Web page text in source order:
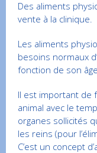
Des aliments
vente à la clinique.
Les aliments
besoins normaux
fonction de son
Il est important de
animal avec le
organes sollicités
les reins (pour
C’est un concept